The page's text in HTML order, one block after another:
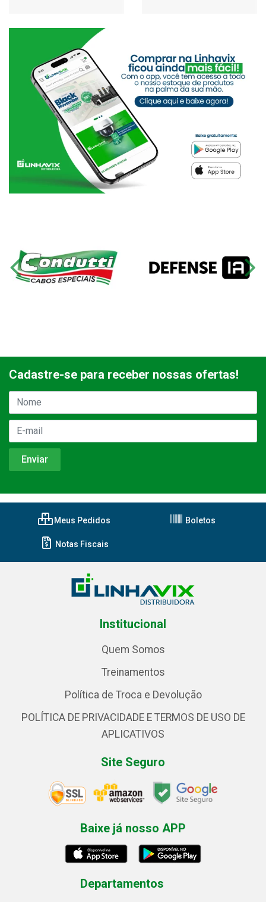
Cadastre-se para receber nossas ofertas!
Meus Pedidos Boletos
Notas Fiscais
Institucional
Quem Somos
Treinamentos
Política de Troca e Devolução
POLÍTICA DE PRIVACIDADE E TERMOS DE USO DE
APLICATIVOS
Site Seguro
Baixe já nosso APP
Departamentos